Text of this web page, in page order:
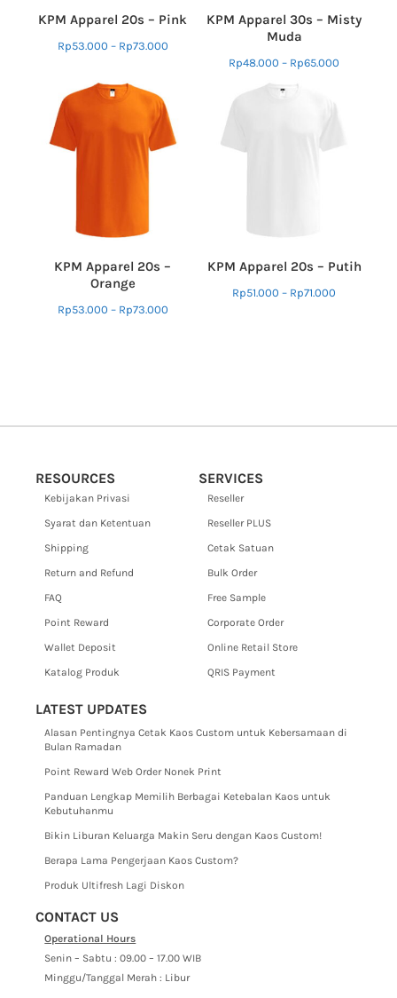
KPM Apparel 20s – Pink
Rp53.000 – Rp73.000
KPM Apparel 30s – Misty
Muda
Rp48.000 – Rp65.000
KPM Apparel 20s –
Orange
Rp53.000 – Rp73.000
KPM Apparel 20s – Putih
Rp51.000 – Rp71.000
RESOURCES SERVICES
LATEST UPDATES
CONTACT US
Kebijakan Privasi
Syarat dan Ketentuan
Shipping
Return and Refund
FAQ
Point Reward
Wallet Deposit
Katalog Produk
Reseller
Reseller PLUS
Cetak Satuan
Bulk Order
Free Sample
Corporate Order
Online Retail Store
QRIS Payment
Alasan Pentingnya Cetak Kaos Custom untuk Kebersamaan di
Bulan Ramadan
Point Reward Web Order Nonek Print
Panduan Lengkap Memilih Berbagai Ketebalan Kaos untuk
Kebutuhanmu
Bikin Liburan Keluarga Makin Seru dengan Kaos Custom!
Berapa Lama Pengerjaan Kaos Custom?
Produk Ultifresh Lagi Diskon
Operational Hours
Senin – Sabtu : 09.00 – 17.00 WIB
Minggu/Tanggal Merah : Libur